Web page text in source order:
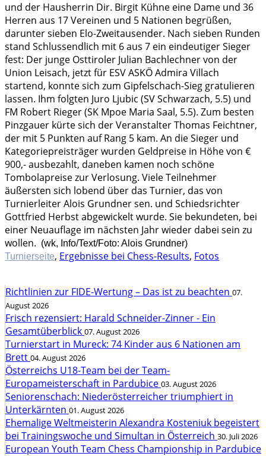
und der Hausherrin Dir. Birgit Kühne eine Dame und 36
Herren aus 17 Vereinen und 5 Nationen begrüßen,
darunter sieben Elo-Zweitausender. Nach sieben Runden
stand Schlussendlich mit 6 aus 7 ein eindeutiger Sieger
fest: Der junge Osttiroler Julian Bachlechner von der
Union Leisach, jetzt für ESV ASKÖ Admira Villach
startend, konnte sich zum Gipfelschach-Sieg gratulieren
lassen. Ihm folgten Juro Ljubic (SV Schwarzach, 5.5) und
FM Robert Rieger (SK Mpoe Maria Saal, 5.5). Zum besten
Pinzgauer kürte sich der Veranstalter Thomas Feichtner,
der mit 5 Punkten auf Rang 5 kam. An die Sieger und
Kategoriepreisträger wurden Geldpreise in Höhe von €
900,- ausbezahlt, daneben kamen noch schöne
Tombolapreise zur Verlosung. Viele Teilnehmer
äußersten sich lobend über das Turnier, das von
Turnierleiter Alois Grundner sen. und Schiedsrichter
Gottfried Herbst abgewickelt wurde. Sie bekundeten, bei
einer Neuauflage im nächsten Jahr wieder dabei sein zu
wollen. (wk, Info/Text/Foto: Alois Grundner)
Turnierseite, Ergebnisse bei Chess-Results, Fotos
Richtlinien zur FIDE-Wertung – Das ist zu beachten 07.
August 2026
Frisch rezensiert: Harald Schneider-Zinner - Ein
Gesamtüberblick 07. August 2026
Turnierstart in Mureck: 74 Kinder aus 6 Nationen am
Brett 04. August 2026
Österreichs U18-Team bei der Team-
Europameisterschaft in Pardubice 03. August 2026
Seniorenschach: Niederösterreicher triumphiert in
Unterkärnten 01. August 2026
Ehemalige Weltmeisterin Alexandra Kosteniuk begeistert
bei Trainingswoche und Simultan in Österreich 30. Juli 2026
European Youth Team Chess Championship in Pardubice